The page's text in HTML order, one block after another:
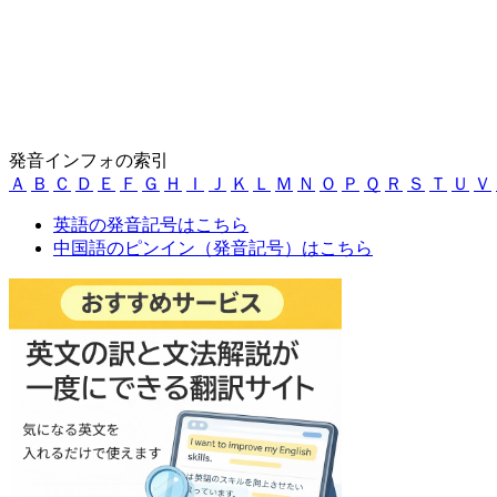
発音インフォの索引
Ａ
Ｂ Ｃ Ｄ Ｅ Ｆ Ｇ Ｈ Ｉ Ｊ Ｋ Ｌ Ｍ Ｎ Ｏ Ｐ Ｑ Ｒ Ｓ Ｔ Ｕ Ｖ
英語の発音記号はこちら
中国語のピンイン（発音記号）はこちら